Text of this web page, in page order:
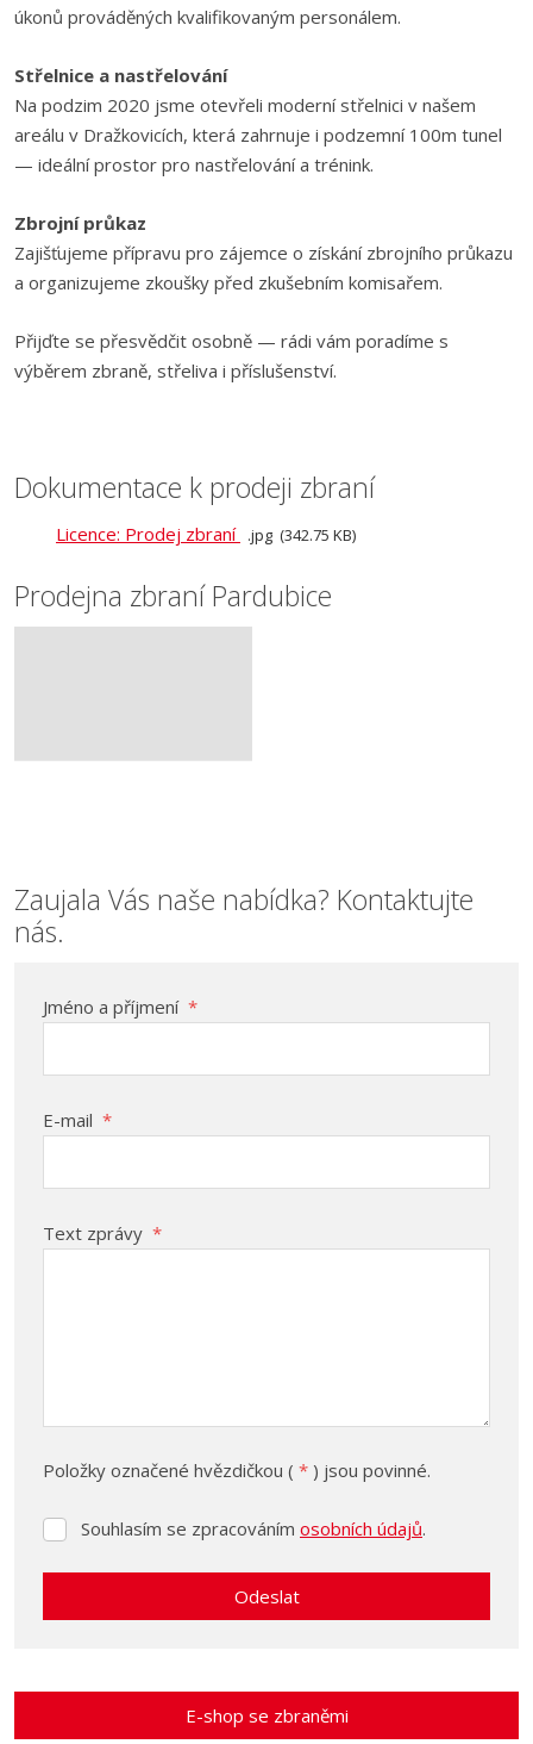
úkonů prováděných kvalifikovaným personálem.
Střelnice a nastřelování
Na podzim 2020 jsme otevřeli moderní střelnici v našem
areálu v Dražkovicích, která zahrnuje i podzemní 100m tunel
— ideální prostor pro nastřelování a trénink.
Zbrojní průkaz
Zajišťujeme přípravu pro zájemce o získání zbrojního průkazu
a organizujeme zkoušky před zkušebním komisařem.
Přijďte se přesvědčit osobně — rádi vám poradíme s
výběrem zbraně, střeliva i příslušenství.
Dokumentace k prodeji zbraní
Licence: Prodej zbraní jpg 342.75 KB
Prodejna zbraní Pardubice
Zaujala Vás naše nabídka? Kontaktujte
nás.
Jméno a příjmení *
E-mail *
Text zprávy *
Položky označené hvězdičkou ( * ) jsou povinné.
Souhlasím
zpracováním
Souhlasím se zpracováním osobních údajů.
Odeslat
E-shop se zbraněmi